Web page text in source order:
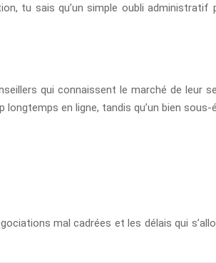
tu sais qu’un simple oubli administratif
qui connaissent le marché de leur
en ligne, tandis qu’un bien
mal cadrées et les délais qui